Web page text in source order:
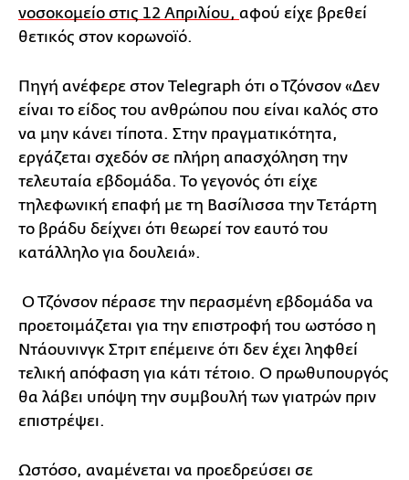
νοσοκομείο στις 12 Απριλίου, αφού είχε βρεθεί
θετικός στον κορωνοϊό.
Πηγή ανέφερε στον Telegraph ότι ο Τζόνσον «Δεν
είναι το είδος του ανθρώπου που είναι καλός στο
να μην κάνει τίποτα. Στην πραγματικότητα,
εργάζεται σχεδόν σε πλήρη απασχόληση την
τελευταία εβδομάδα. Το γεγονός ότι είχε
τηλεφωνική επαφή με τη Βασίλισσα την Τετάρτη
το βράδυ δείχνει ότι θεωρεί τον εαυτό του
κατάλληλο για δουλειά».
Ο Τζόνσον πέρασε την περασμένη εβδομάδα να
προετοιμάζεται για την επιστροφή του ωστόσο η
Ντάουνινγκ Στριτ επέμεινε ότι δεν έχει ληφθεί
τελική απόφαση για κάτι τέτοιο. Ο πρωθυπουργός
θα λάβει υπόψη την συμβουλή των γιατρών πριν
επιστρέψει.
Ωστόσο, αναμένεται να προεδρεύσει σε